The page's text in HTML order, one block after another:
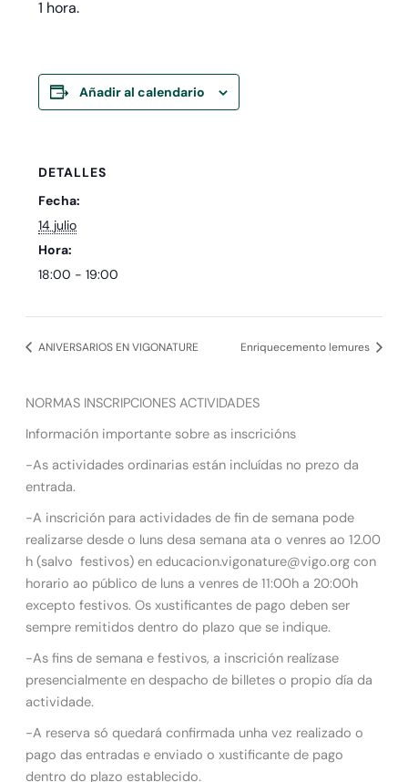
1 hora.
Añadir al calendario
DETALLES
Fecha:
14 julio
Hora:
18:00 - 19:00
ANIVERSARIOS EN VIGONATURE Enriquecemento lemures
NORMAS INSCRIPCIONES ACTIVIDADES
Información importante sobre as inscricións
-As actividades ordinarias están incluídas no prezo da
entrada.
-A inscrición para actividades de fin de semana pode
realizarse desde o luns desa semana ata o venres ao 12.00
h (salvo festivos) en educacion.vigonature@vigo.org con
horario ao público de luns a venres de 11:00h a 20:00h
excepto festivos. Os xustificantes de pago deben ser
sempre remitidos dentro do plazo que se indique.
-As fins de semana e festivos, a inscrición realízase
presencialmente en despacho de billetes o propio día da
actividade.
-A reserva só quedará confirmada unha vez realizado o
pago das entradas e enviado o xustificante de pago
dentro do plazo establecido.